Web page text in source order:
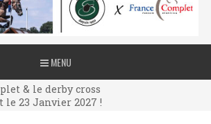
MENU
& le derby cross
23 Janvier 2027 !
& le derby cross
23 Janvier 2027 !